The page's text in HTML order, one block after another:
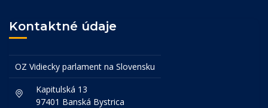
Kontaktné údaje
OZ Vidiecky parlament na Slovensku
Kapitulská 13
97401 Banská Bystrica